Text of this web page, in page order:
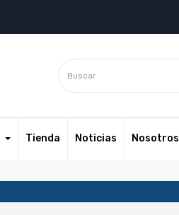
Tienda Noticias Nosotros